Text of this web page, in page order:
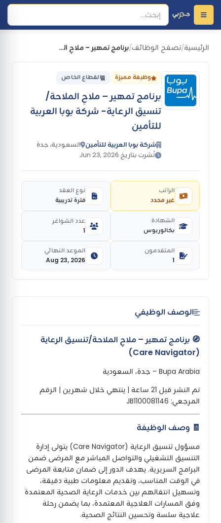
الرئيسية/تصفح الوظائف/ برنامج تمهير – ملاحِ الملاحة/تنسيق الرعاية- شركة بوبا العربية للتأمين
وظيفة مميزة القطاع الخاص
برنامج تمهير – ملاحِ الملاحة/
تنسيق الرعاية- شركة بوبا العربية
للتأمين
شركة بوبا العربية للتأمين السعودية، جدة
نُشرت بتاريخ Jun 23, 2026
غير محدد
الراتب
فترة تدريبية
نوع العقد
بكالوريوس
الشهادة
1
عدد الشواغر
1
المتقدمون
Aug 23, 2026
الموعد النهائي
الوصف الوظيفي
🧭 برنامج تمهير – ملاحِ الملاحة/تنسيق الرعاية
(Care Navigator)
Bupa Arabia – جدة، السعودية
تم النشر قبل 21 ساعة | ينتهي خلال شهرين | الرقم
المرجعي: JB1100081146
🧾 وصف الوظيفة
مسؤول تنسيق الرعاية (Care Navigator) يتولى إدارة
التنسيق التشغيلي والتواصل المباشر مع المرضى ضمن
البرامج السريرية. يهدف الدور إلى ضمان متابعة المرضى
في الوقت المناسب، وتقديم معلومات طبية دقيقة،
وتسهيل انتقالهم بين خدمات الرعاية الصحية المعتمدة
وفق المسارات العلاجية المعتمدة، بما يضمن رحلة
علاجية سلسة وتحسين النتائج الصحية.